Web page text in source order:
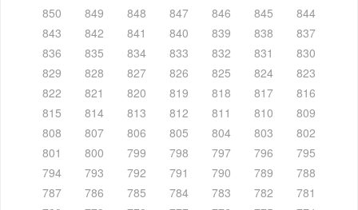
850
849 848 847 846 845
844
843
842 841 840 839 838
837
836
835 834 833 832 831
830
829
828 827 826 825 824
823
822
821 820 819 818 817
816
815
814 813 812 811 810
809
808
807 806 805 804 803
802
801
800 799 798 797 796
795
794
793 792 791 790 789
788
787
786 785 784 783 782
781